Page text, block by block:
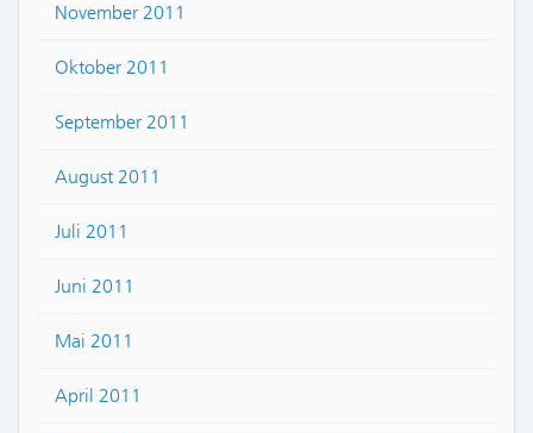
November 2011
Oktober 2011
September 2011
August 2011
Juli 2011
Juni 2011
Mai 2011
April 2011